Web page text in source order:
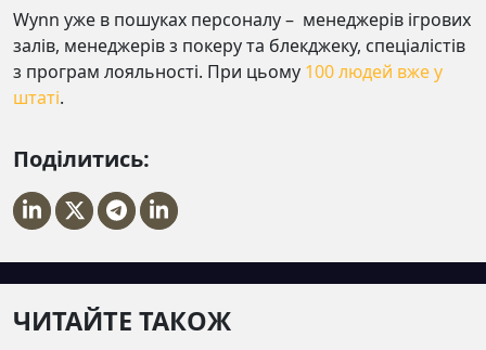
Wynn уже в пошуках персоналу – менеджерів ігрових
залів, менеджерів з покеру та блекджеку, спеціалістів
з програм лояльності. При цьому 100 людей вже у
штаті.
Поділитись:
ЧИТАЙТЕ ТАКОЖ